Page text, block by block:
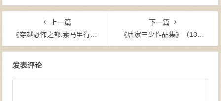
上一篇
《穿越恐怖之都:索马里行纪》张昕宇- azw3
下一篇
《唐家三少作品集》（13本》-epub
发表评论